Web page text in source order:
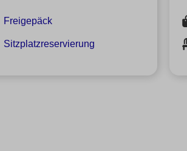
Freigepäck
Sitzplatzreservierung